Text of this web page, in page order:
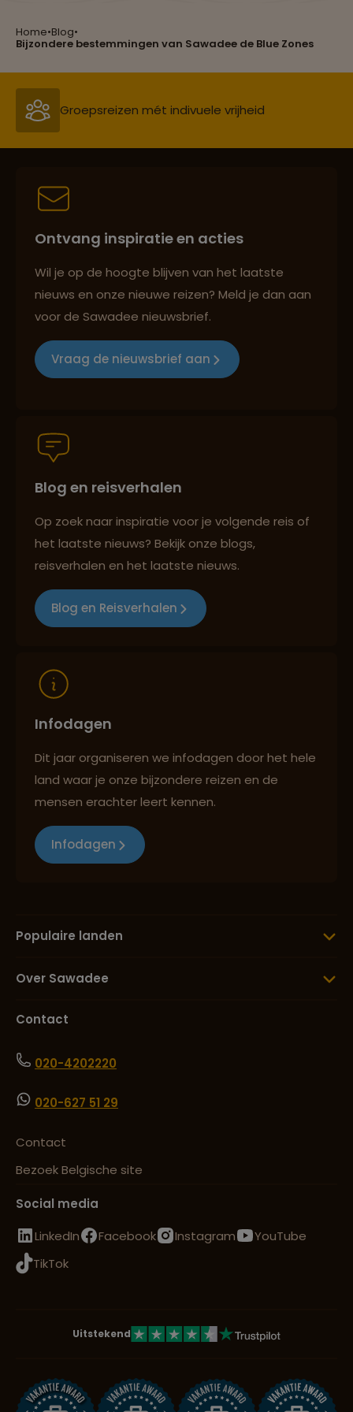
Home•Blog•
Bijzondere bestemmingen van Sawadee de Blue Zones
Best beoordeelde reisroutes
Reizen met oog voor mens, cultuur en milieu
Groepsreizen mét indivuele vrijheid
Persoonlijk en deskundig reisadvies
Ontvang inspiratie en acties
Wil je op de hoogte blijven van het laatste
nieuws en onze nieuwe reizen? Meld je dan aan
voor de Sawadee nieuwsbrief.
Vraag de nieuwsbrief aan
Blog en reisverhalen
Op zoek naar inspiratie voor je volgende reis of
het laatste nieuws? Bekijk onze blogs,
reisverhalen en het laatste nieuws.
Blog en Reisverhalen
Infodagen
Dit jaar organiseren we infodagen door het hele
land waar je onze bijzondere reizen en de
mensen erachter leert kennen.
Infodagen
Populaire landen
Over Sawadee
Contact
020-4202220
020-627 51 29
Contact
Bezoek Belgische site
Social media
LinkedIn
Facebook Instagram
YouTube
TikTok
Uitstekend